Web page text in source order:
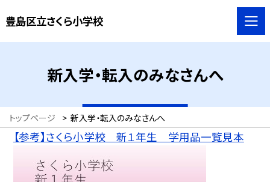
豊島区立さくら小学校
新入学・転入のみなさんへ
トップページ > 新入学・転入のみなさんへ
【参考】さくら小学校 新１年生 学用品一覧見本